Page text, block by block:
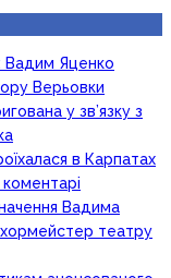
Вадим Яценко
Верьовки
у зв’язку з
в Карпатах
коментарі
Вадима
театру